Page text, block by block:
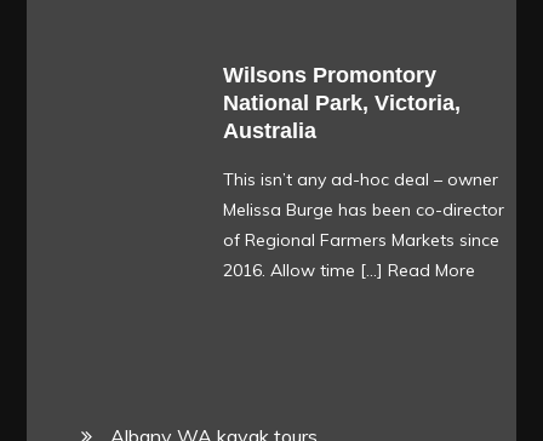
Wilsons Promontory
National Park, Victoria,
Australia
This isn’t any ad-hoc deal – owner
Melissa Burge has been co-director
of Regional Farmers Markets since
2016. Allow time […] Read More